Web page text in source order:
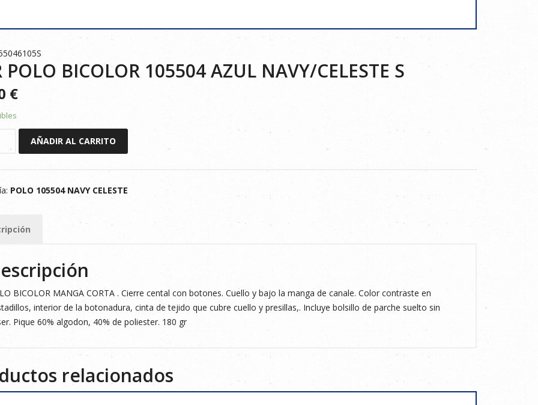
POLO BICOLOR 105504 AZUL NAVY/CELESTE S
€
AÑADIR AL CARRITO
POLO 105504 NAVY CELESTE
BICOLOR MANGA CORTA . Cierre cental con botones. Cuello y bajo la manga de canale. Color contraste en
interior de la botonadura, cinta de tejido que cubre cuello y presillas,. Incluye bolsillo de parche suelto sin
Pique 60% algodon, 40% de poliester. 180 gr
relacionados